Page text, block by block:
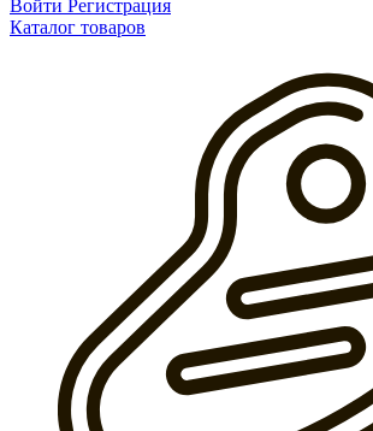
Войти Регистрация
Каталог товаров